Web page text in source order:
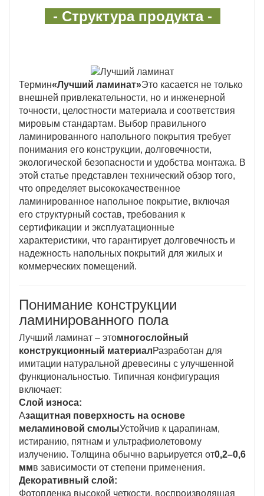
- Структура продукта -
Термин«Лучший ламинат»Это касается не только
внешней привлекательности, но и инженерной
точности, целостности материала и соответствия
мировым стандартам. Выбор правильного
ламинированного напольного покрытия требует
понимания его конструкции, долговечности,
экологической безопасности и удобства монтажа. В
этой статье представлен технический обзор того,
что определяет высококачественное
ламинированное напольное покрытие, включая
его структурный состав, требования к
сертификации и эксплуатационные
характеристики, что гарантирует долговечность и
надежность напольных покрытий для жилых и
коммерческих помещений.
Понимание конструкции
ламинированного пола
Лучший ламинат – этомногослойный
конструкционный материалРазработан для
имитации натуральной древесины с улучшенной
функциональностью. Типичная конфигурация
включает:
Слой износа:
Азащитная поверхность на основе
меламиновой смолыУстойчив к царапинам,
истиранию, пятнам и ультрафиолетовому
излучению. Толщина обычно варьируется от0,2–0,6
ммв зависимости от степени применения.
Декоративный слой:
Фотопленка высокой четкости, воспроизводящая